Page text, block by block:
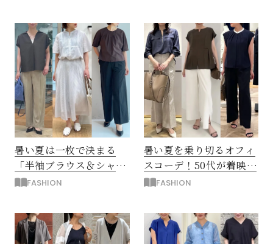
暑い夏は一枚で決まる
「半袖ブラウス＆シャ
ツ」で時短！大人の通勤
FASHION
暑い夏を乗り切るオフィ
スコーデ！50代が着映え
る「おしゃれパンツ」
FASHION